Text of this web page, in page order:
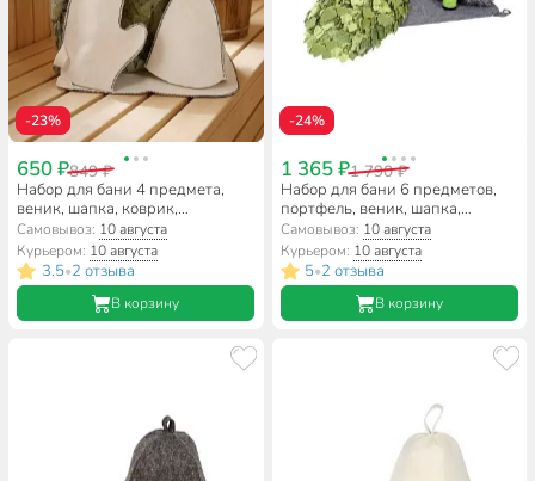
-23%
650 ₽849 ₽
Набор для бани 4 предмета,
веник, шапка, коврик,
рукавица, Народный, 18014
Самовывоз: 10 августа
Курьером: 10 августа
3.5•2 отзыва
В корзину
-24%
1 365 ₽1 790 ₽
Набор для бани 6 предметов,
портфель, веник, шапка,
коврик, мочалка, ароматизатор,
Банные штучки, 34222
Самовывоз: 10 августа
Курьером: 10 августа
5•2 отзыва
В корзину